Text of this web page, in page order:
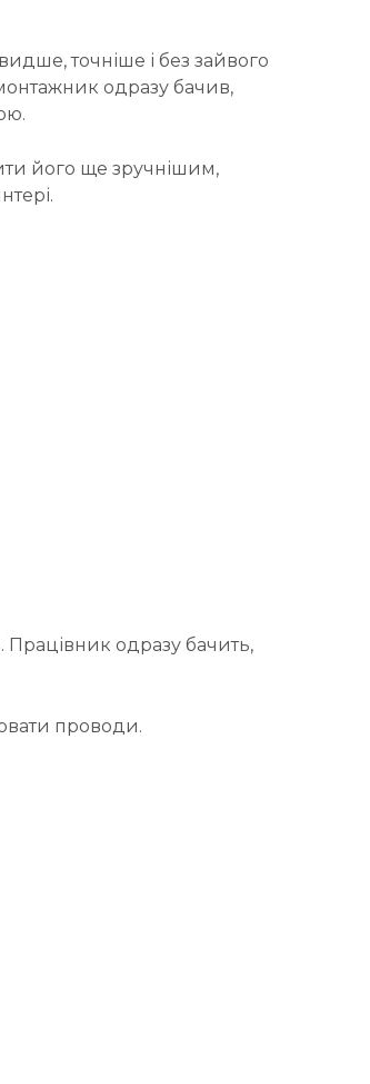
точніше і без зайвого
одразу бачив,
його ще зручнішим,
Працівник одразу бачить,
проводи.